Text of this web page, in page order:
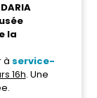
DARIA
la
à service-
16h. Une